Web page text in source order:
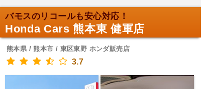
バモスのリコールも安心対応！
Honda Cars 熊本東 健軍店
熊本県 / 熊本市 / 東区東野 ホンダ販売店
3.7